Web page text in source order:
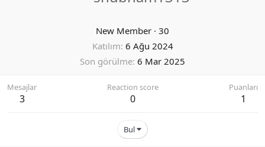
New Member · 30
Katılım 6 Ağu 2024
Son görülme 6 Mar 2025
Mesajlar
3
Reaction score
0
Puanları
1
Bul